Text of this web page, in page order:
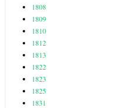
1808
1809
1810
1812
1813
1822
1823
1825
1831